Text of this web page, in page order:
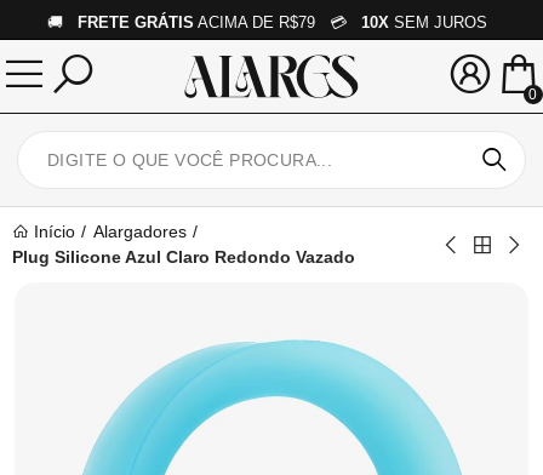
🚚 FRETE GRÁTIS ACIMA DE R$79 💳 10X SEM JUROS
0
Início
Alargadores
Plug Silicone Azul Claro Redondo Vazado